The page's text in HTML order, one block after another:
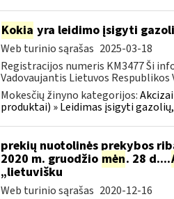
Kokia yra leidimo įsigyti
Web turinio sąrašas 2025-03-18
Registracijos numeris KM3477 Ši
Vadovaujantis Lietuvos Respublikos
Mokesčių žinyno kategorijos:
produktai) » Leidimas įsigyti
prekių nuotolinės prekybos
2020 m. gruodžio mėn. 28 d....
„lietuvišku
Web turinio sąrašas 2020-12-16